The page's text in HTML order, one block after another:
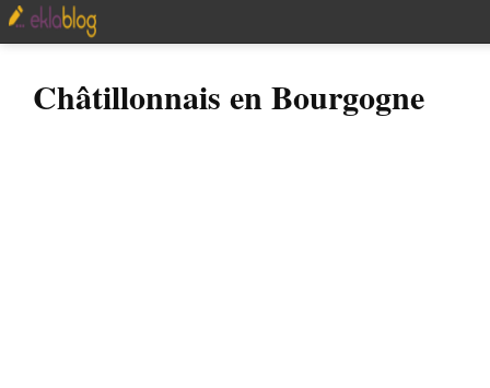
Châtillonnais en Bourgogne